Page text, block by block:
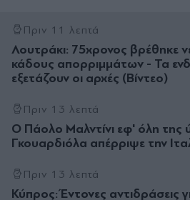
Πριν 11 λεπτά
Λουτράκι: 75χρονος βρέθηκε
κάδους απορριμμάτων - Τα
εξετάζουν οι αρχές (Βίντεο)
Πριν 13 λεπτά
O Πάολο Μαλντίνι εφ' όλη της
Γκουαρδιόλα απέρριψε την
Πριν 13 λεπτά
Κύπρος: Έντονες αντιδράσεις